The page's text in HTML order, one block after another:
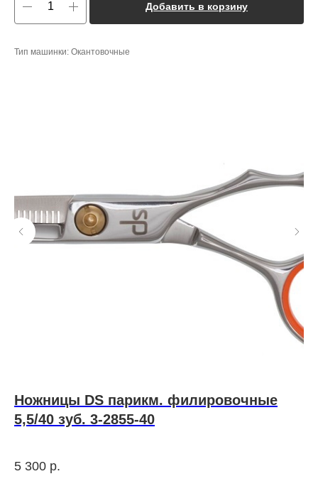
Добавить в корзину
Тип машинки: Окантовочные
Ножницы DS парикм. филировочные
5,5/40 зуб. 3-2855-40
5 300 р.